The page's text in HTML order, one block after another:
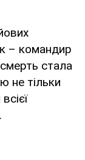
– командир
стала
не тільки